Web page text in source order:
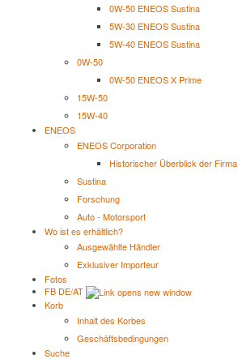
0W-50 ENEOS Sustina
5W-30 ENEOS Sustina
5W-40 ENEOS Sustina
0W-50
0W-50 ENEOS X Prime
15W-50
15W-40
ENEOS
ENEOS Corporation
Historischer Überblick der Firma
Sustina
Forschung
Auto - Motorsport
Wo ist es erhältlich?
Ausgewählte Händler
Exklusiver Importeur
Fotos
FB DE/AT
Korb
Inhalt des Korbes
Geschäftsbedingungen
Suche